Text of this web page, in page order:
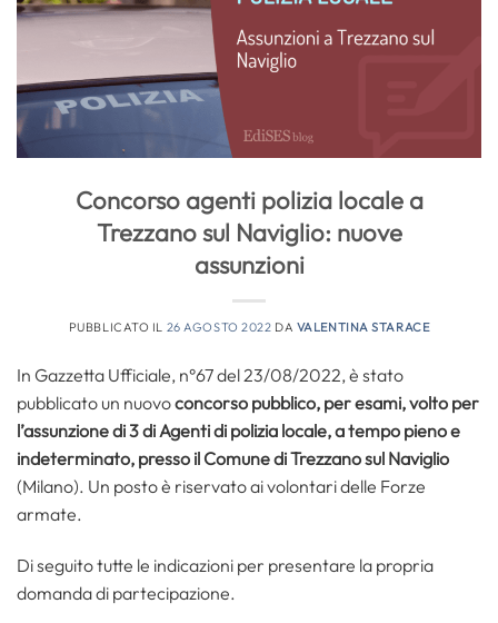
Concorso agenti polizia locale a
Trezzano sul Naviglio: nuove
assunzioni
PUBBLICATO IL 26 AGOSTO 2022 DA VALENTINA STARACE
In Gazzetta Ufficiale, n°67 del 23/08/2022, è stato
pubblicato un nuovoconcorso pubblico, per esami, volto per
l’assunzione di 3 di Agenti di polizia locale, a tempo pieno e
indeterminato, presso il Comune di Trezzano sul Naviglio
(Milano). Un posto è riservato ai volontari delle Forze
armate.
Di seguito tutte le indicazioni per presentare la propria
domanda di partecipazione.